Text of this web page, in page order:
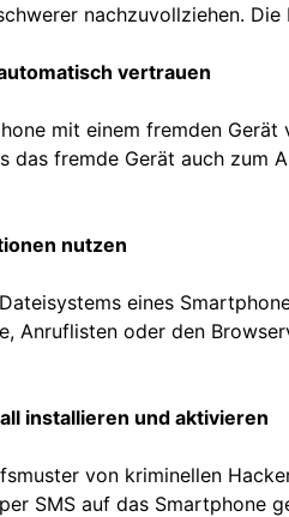
nachzuvollziehen.
vertrauen
mit einem fremden
das fremde Gerät auch zum
nutzen
eines
Anruflisten oder den
installieren und aktivieren
von kriminellen
SMS auf das Smartphone